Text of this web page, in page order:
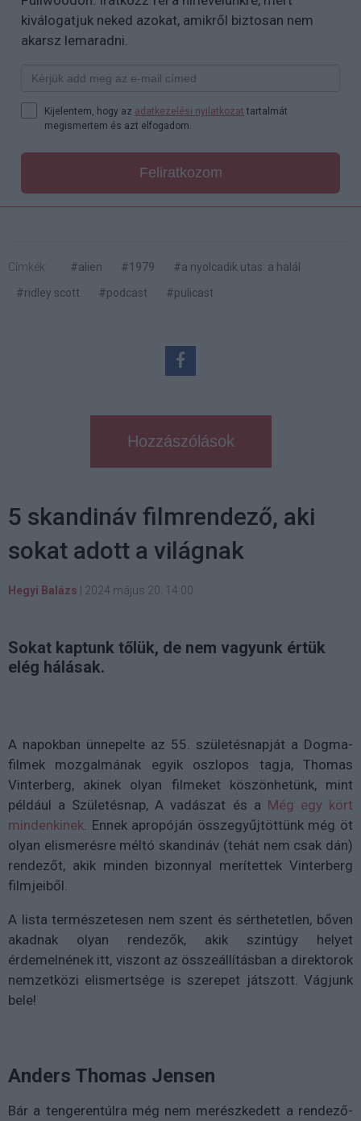
kiválogatjuk neked azokat, amikről biztosan nem
akarsz lemaradni.
Kijelentem, hogy az adatkezelési nyilatkozat tartalmát
megismertem és azt elfogadom.
Feliratkozom
Címkék: #alien #1979
#a nyolcadik utas: a halál
#ridley scott
#podcast #pulicast
Hozzászólások
5 skandináv filmrendező, aki
sokat adott a világnak
Hegyi Balázs 2024 május 20. 14:00
Sokat kaptunk tőlük, de nem vagyunk értük
elég hálásak.
A napokban ünnepelte az 55. születésnapját a Dogma-
filmek mozgalmának egyik oszlopos tagja, Thomas
Vinterberg, akinek olyan filmeket köszönhetünk, mint
például a Születésnap, A vadászat és a Még egy kört
mindenkinek . Ennek apropóján összegyűjtöttünk még öt
olyan elismerésre méltó skandináv (tehát nem csak dán)
rendezőt, akik minden bizonnyal merítettek Vinterberg
filmjeiből.
A lista természetesen nem szent és sérthetetlen, bőven
akadnak olyan rendezők, akik szintúgy helyet
érdemelnének itt, viszont az összeállításban a direktorok
nemzetközi elismertsége is szerepet játszott. Vágjunk
bele!
Anders Thomas Jensen
Bár a tengerentúlra még nem merészkedett a rendező-